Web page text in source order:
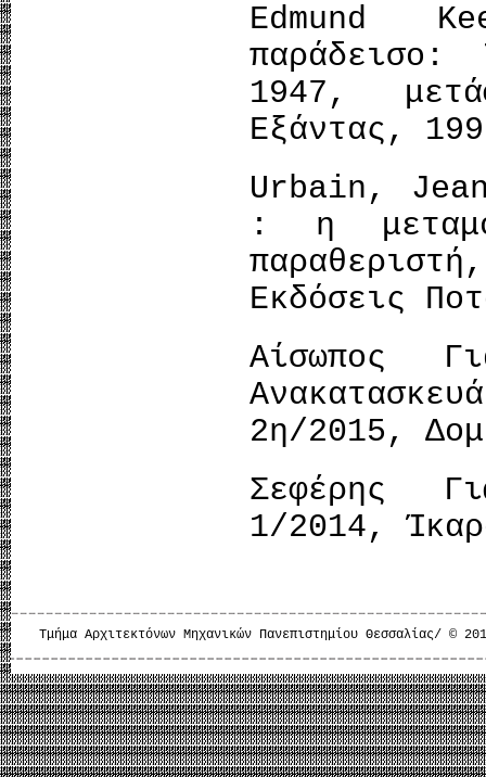
Edmund
1947,
Εξάντας,
Urbain,
: η
Εκδόσεις
Αίσωπος
2η/2015,
Σεφέρης
1/2014,
Τμήμα Αρχιτεκτόνων Μηχανικών Πανεπιστημίου Θεσσαλίας/ ©